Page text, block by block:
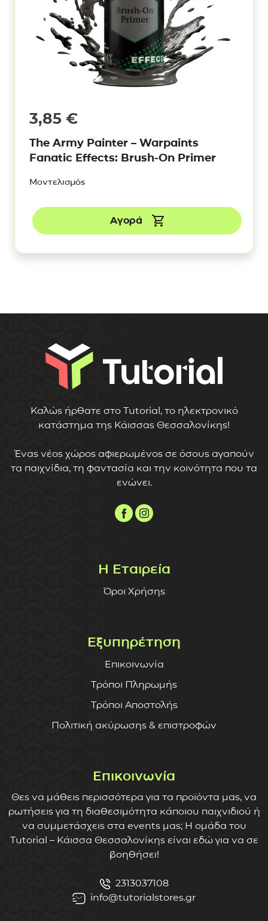
3,85 €
The Army Painter – Warpaints
Fanatic Effects: Brush-On Primer
Μοντελισμός
Αγορά
Καλώς ήρθατε στο Tutorial, το ηλεκτρονικό
κατάστημα της Κάισσας Θεσσαλονίκης!
Ένας νέος χώρος αφιερωμένος σε όσους αγαπούν
τα παιχνίδια, τη φαντασία και την κοινότητα που τα
ενώνει.
Η Εταιρεία
Όροι Χρήσης
Εξυπηρέτηση
Επικοινωνία
Τρόποι Πληρωμής
Τρόποι Αποστολής
Πολιτική ακύρωσης & επιστροφών
Επικοινωνία
Θες να μάθεις περισσότερα για τα προϊόντα μας, να
ρωτήσεις για τη διαθεσιμότητα κάποιου παιχνιδιού ή
να συμμετάσχεις στα events μας; Η ομάδα του
Tutorial – Κάισσα Θεσσαλονίκης είναι εδώ για να σε
βοηθήσει!
2313037108
info@tutorialstores.gr